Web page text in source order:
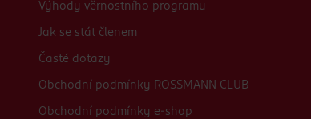
Výhody věrnostního programu
Jak se stát členem
Časté dotazy
Obchodní podmínky ROSSMANN CLUB
Obchodní podmínky e-shop